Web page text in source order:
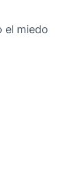
el miedo